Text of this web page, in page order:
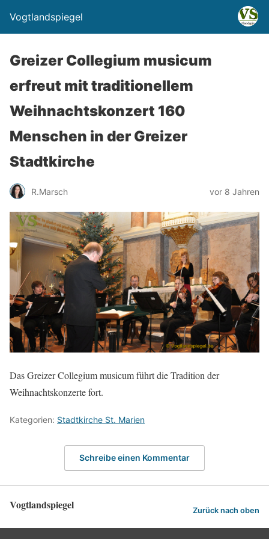
Vogtlandspiegel
Greizer Collegium musicum
erfreut mit traditionellem
Weihnachtskonzert 160
Menschen in der Greizer
Stadtkirche
R.Marsch vor 8 Jahren
Das Greizer Collegium musicum führt die Tradition der
Weihnachtskonzerte fort.
Kategorien: Stadtkirche St. Marien
Schreibe einen Kommentar
Vogtlandspiegel Zurück nach oben